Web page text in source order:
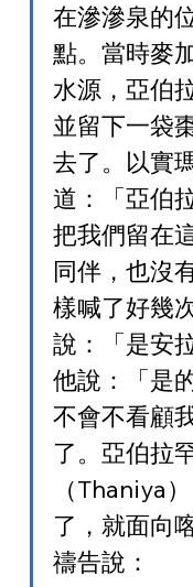
在滲滲泉的
點。當時麥
水源，亞伯
並留下一袋
去了。以實
道：「亞伯
把我們留在
同伴，也沒
樣喊了好幾
說：「是安
他說：「是
不會不看顧
了。亞伯拉
（Thaniya
了，就面向
禱告說：